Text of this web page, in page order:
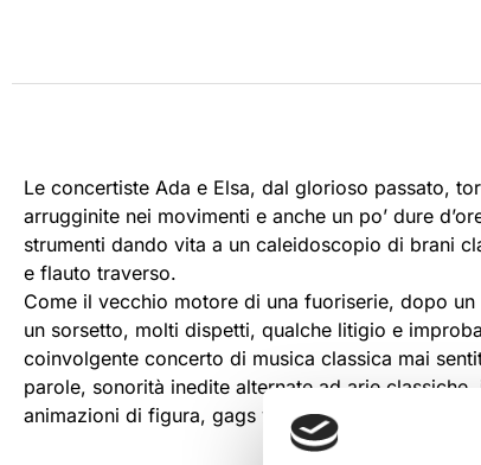
Le concertiste Ada e Elsa, dal glorioso passato,
arrugginite nei movimenti e anche un po’ dure
strumenti dando vita a un caleidoscopio di brani
e flauto traverso.
Come il vecchio motore di una fuoriserie, dopo
un sorsetto, molti dispetti, qualche litigio e
coinvolgente concerto di musica classica mai
parole, sonorità inedite alternate ad arie
animazioni di figura, gags virtuose, surreali e